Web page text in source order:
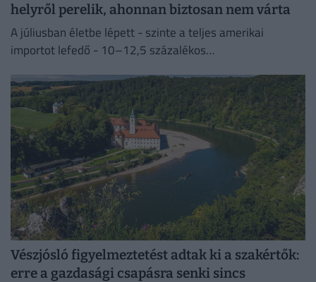
helyről perelik, ahonnan biztosan nem várta
A júliusban életbe lépett - szinte a teljes amerikai
importot lefedő - 10–12,5 százalékos
fellépéssel indokolja.
Vészjósló figyelmeztetést adtak ki a szakértők:
erre a gazdasági csapásra senki sincs